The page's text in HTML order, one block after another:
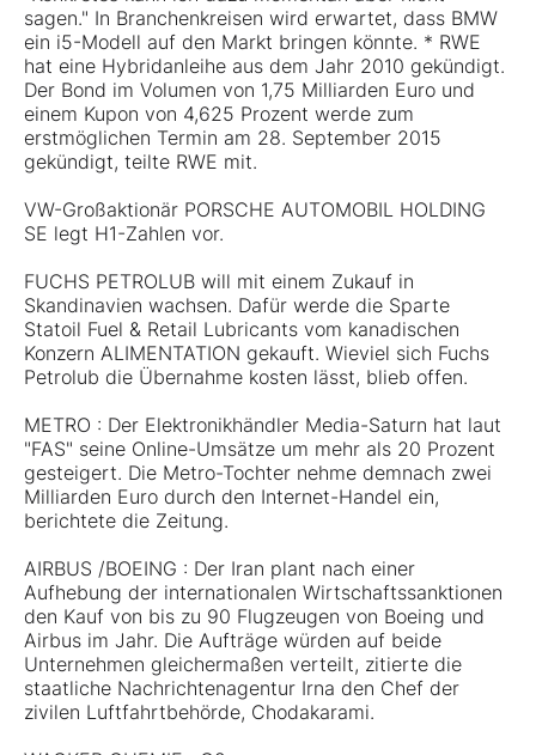
sagen." In Branchenkreisen wird erwartet, dass BMW
ein i5-Modell auf den Markt bringen könnte. * RWE
hat eine Hybridanleihe aus dem Jahr 2010 gekündigt.
Der Bond im Volumen von 1,75 Milliarden Euro und
einem Kupon von 4,625 Prozent werde zum
erstmöglichen Termin am 28. September 2015
gekündigt, teilte RWE mit.
VW-Großaktionär PORSCHE AUTOMOBIL HOLDING
SE legt H1-Zahlen vor.
FUCHS PETROLUB will mit einem Zukauf in
Skandinavien wachsen. Dafür werde die Sparte
Statoil Fuel & Retail Lubricants vom kanadischen
Konzern ALIMENTATION gekauft. Wieviel sich Fuchs
Petrolub die Übernahme kosten lässt, blieb offen.
METRO : Der Elektronikhändler Media-Saturn hat laut
"FAS" seine Online-Umsätze um mehr als 20 Prozent
gesteigert. Die Metro-Tochter nehme demnach zwei
Milliarden Euro durch den Internet-Handel ein,
berichtete die Zeitung.
AIRBUS /BOEING : Der Iran plant nach einer
Aufhebung der internationalen Wirtschaftssanktionen
den Kauf von bis zu 90 Flugzeugen von Boeing und
Airbus im Jahr. Die Aufträge würden auf beide
Unternehmen gleichermaßen verteilt, zitierte die
staatliche Nachrichtenagentur Irna den Chef der
zivilen Luftfahrtbehörde, Chodakarami.